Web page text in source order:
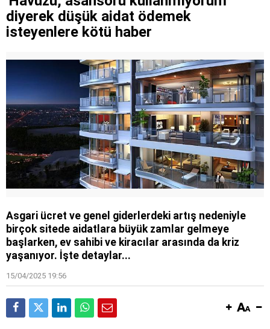
diyerek düşük aidat ödemek
isteyenlere kötü haber
Asgari ücret ve genel giderlerdeki artış nedeniyle
birçok sitede aidatlara büyük zamlar gelmeye
başlarken, ev sahibi ve kiracılar arasında da kriz
yaşanıyor. İşte detaylar...
15/04/2025 19:56